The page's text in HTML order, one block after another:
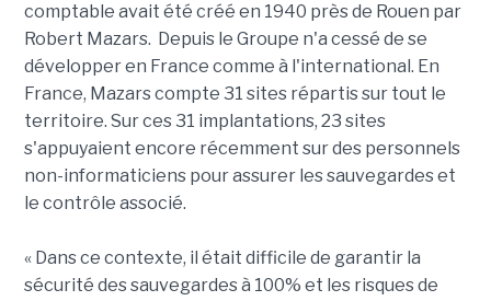
comptable avait été créé en 1940 près de Rouen par
Robert Mazars. Depuis le Groupe n'a cessé de se
développer en France comme à l'international. En
France, Mazars compte 31 sites répartis sur tout le
territoire. Sur ces 31 implantations, 23 sites
s'appuyaient encore récemment sur des personnels
non-informaticiens pour assurer les sauvegardes et
le contrôle associé.
« Dans ce contexte, il était difficile de garantir la
sécurité des sauvegardes à 100% et les risques de